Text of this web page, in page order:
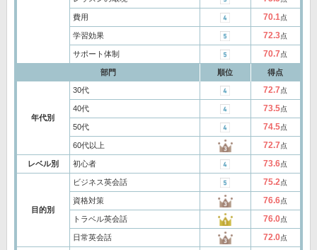
費用 70.1点
学習効果 72.3点
サポート体制 70.7点
部門 順位 得点
年代別
30代 72.7点
40代 73.5点
50代 74.5点
60代以上 72.7点
レベル別 初心者 73.6点
目的別
ビジネス英会話 75.2点
資格対策 76.6点
トラベル英会話 76.0点
日常英会話 72.0点